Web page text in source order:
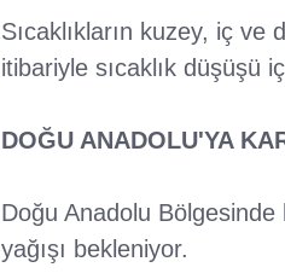
Sıcaklıkların kuzey, iç
itibariyle sıcaklık düşüşü
DOĞU ANADOLU'YA
Doğu Anadolu Bölgesinde
yağışı bekleniyor.